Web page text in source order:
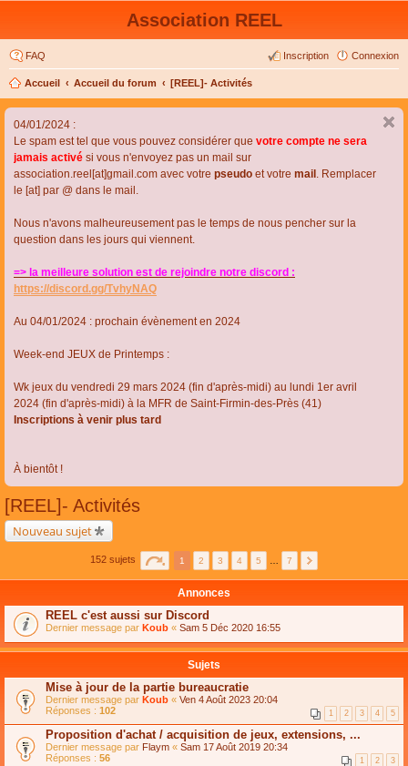
Association REEL
FAQ Connexion
Inscription
Accueil Accueil du forum [REEL]- Activités
04/01/2024 :
Le spam est tel que vous pouvez considérer que votre compte ne sera
jamais activé si vous n'envoyez pas un mail sur
association.reel[at]gmail.com avec votre pseudo et votre mail . Remplacer
le [at] par @ dans le mail.
Nous n'avons malheureusement pas le temps de nous pencher sur la
question dans les jours qui viennent.
=> la meilleure solution est de rejoindre notre discord :
https://discord.gg/TvhyNAQ
Au 04/01/2024 : prochain évènement en 2024
Week-end JEUX de Printemps :
Wk jeux du vendredi 29 mars 2024 (fin d'après-midi) au lundi 1er avril
2024 (fin d'après-midi) à la MFR de Saint-Firmin-des-Près (41)
Inscriptions à venir plus tard
À bientôt !
[REEL]- Activités
Nouveau sujet
152 sujets 1 2 3 4 5 7
Annonces
REEL c'est aussi sur Discord
Dernier message par Koub « Sam 5 Déc 2020 16:55
Sujets
Mise à jour de la partie bureaucratie
Dernier message par Koub « Ven 4 Août 2023 20:04
Réponses : 102 1 2 3 4 5
Proposition d'achat / acquisition de jeux, extensions, ...
Dernier message par Flaym « Sam 17 Août 2019 20:34
Réponses : 56 1 2 3